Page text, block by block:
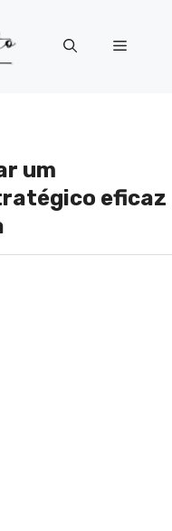
Menu
um
eficaz